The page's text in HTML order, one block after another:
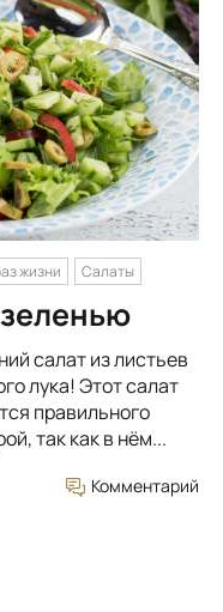
жизни Салаты
салат из листьев
лука! Этот салат
правильного
так как в нём...
Комментарий